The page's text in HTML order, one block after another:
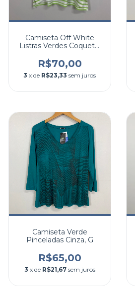
Camiseta Off White
Listras Verdes Coqueta,
R$70,00
3 x de R$23,33 sem juros
Camiseta Verde
Pinceladas Cinza, G
R$65,00
3 x de R$21,67 sem juros